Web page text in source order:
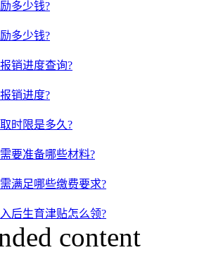
多少钱?
多少钱?
销进度查询?
销进度?
时限是多久?
要准备哪些材料?
满足哪些缴费要求?
后生育津贴怎么领?
content